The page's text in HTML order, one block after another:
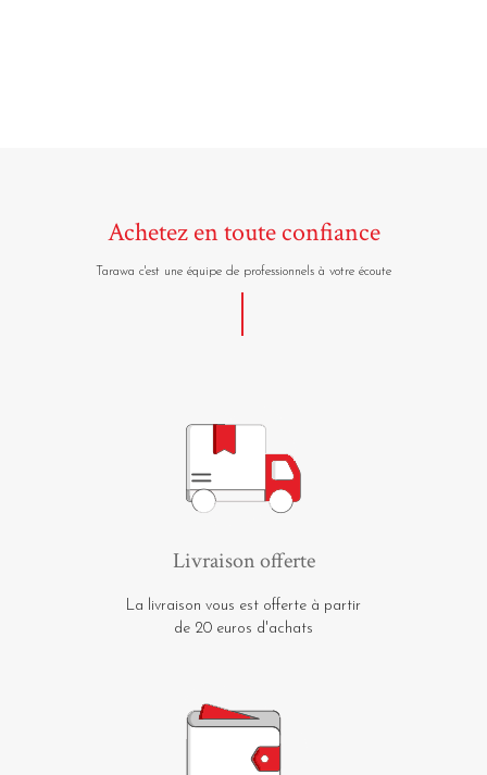
Achetez en toute confiance
Tarawa c'est une équipe de professionnels à votre écoute
Livraison offerte
La livraison vous est offerte à partir
de 20 euros d'achats